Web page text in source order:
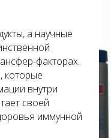
а научные
факторах.
которые
внутри
своей
иммунной